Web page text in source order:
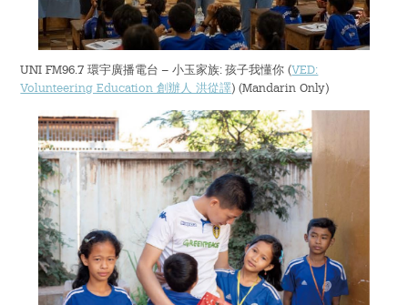
重要日子
書院生活及支援
宿舍生活
走讀生的書院生活
獎助學金及經濟援助
學生資助計劃
畢業及校友網絡
UNI FM96.7 環宇廣播電台 – 小玉家族: 孩子我懂你 (VED:
Volunteering Education 創辦人 洪從譯) (Mandarin Only)